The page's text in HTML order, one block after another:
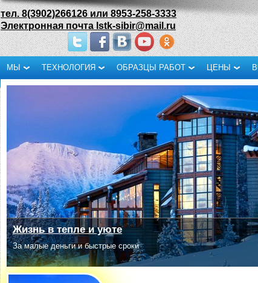
тел. 8(3902)266126 или 8953-258-3333
Электронная почта lstk-sibir@mail.ru
МЫ ТЕХНОЛОГИЯ ОБРАЗЦЫ РАБОТ ЦЕНЫ
Жизнь в тепле и уюте
За малые деньги и быстрые сроки